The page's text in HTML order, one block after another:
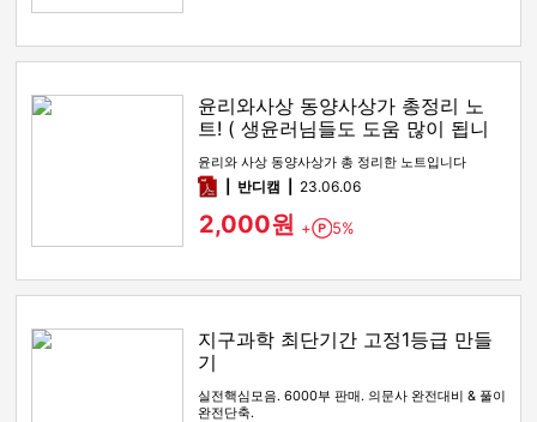
윤리와사상 동양사상가 총정리 노
트! ( 생윤러님들도 도움 많이 됩니
다! )
윤리와 사상 동양사상가 총 정리한 노트입니다
pdf반디캠 23.06.06
2,000원 + Point
5%
지구과학 최단기간 고정1등급 만들
기
실전핵심모음. 6000부 판매. 의문사 완전대비 & 풀이
완전단축.